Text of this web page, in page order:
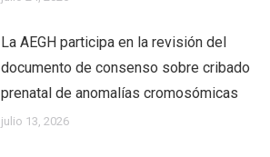
La AEGH participa en la revisión del
documento de consenso sobre cribado
prenatal de anomalías cromosómicas
julio 13, 2026